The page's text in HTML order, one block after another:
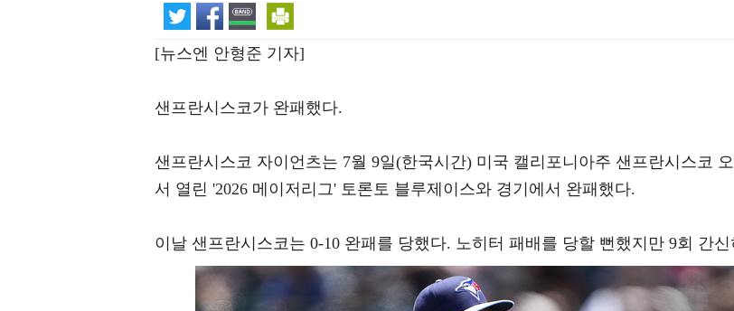
[뉴스엔 안형준 기자]
샌프란시스코가 완패했다.
샌프란시스코 자이언츠는 7월 9일(한국시간) 미국 캘리포니아주 샌프란시스코 오
서 열린 '2026 메이저리그' 토론토 블루제이스와 경기에서 완패했다.
이날 샌프란시스코는 0-10 완패를 당했다. 노히터 패배를 당할 뻔했지만 9회 간